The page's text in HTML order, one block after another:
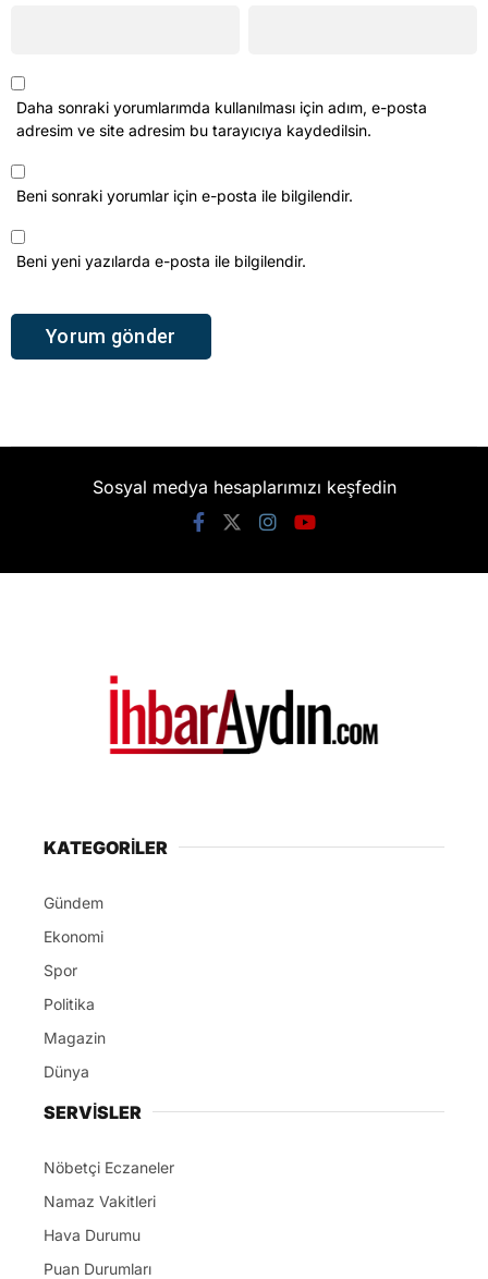
Daha sonraki yorumlarımda kullanılması için adım, e-posta
adresim ve site adresim bu tarayıcıya kaydedilsin.
Beni sonraki yorumlar için e-posta ile bilgilendir.
Beni yeni yazılarda e-posta ile bilgilendir.
Sosyal medya hesaplarımızı keşfedin
KATEGORİLER
Gündem
Ekonomi
Spor
Politika
Magazin
Dünya
SERVİSLER
Nöbetçi Eczaneler
Namaz Vakitleri
Hava Durumu
Puan Durumları